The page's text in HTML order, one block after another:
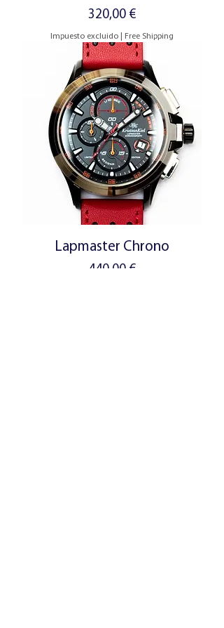
Precio
320,00 €
Impuesto excluido Free Shipping
Lapmaster Chrono
Precio
440,00 €